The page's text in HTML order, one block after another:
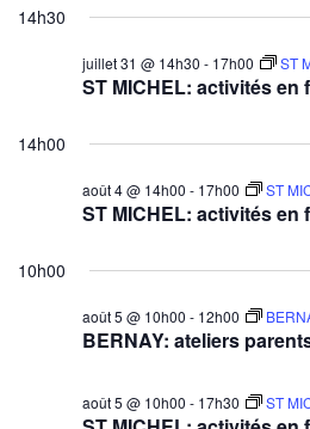
14h30
ST MICHEL: activités en
juillet 31 @ 14h30 - 17h00 ST
14h00
ST MICHEL: activités en
août 4 @ 14h00 - 17h00 ST
10h00
BERNAY: ateliers
août 5 @ 10h00 - 12h00
août 5 @ 10h00 - 17h30 ST